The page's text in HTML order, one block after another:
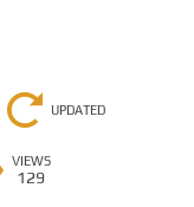
UPDATED
VIEWS
129